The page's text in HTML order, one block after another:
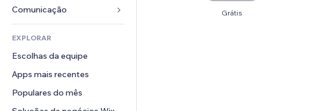
Listas do site
Email
Contabilidade
Cupons e fidelidade
Soluções de armazenamento
Restaurantes
Imobiliária
Meus agendamentos
Músicas
Podcasts
Fotografia
Vídeo
PDF
Compartilhamento de arquivos
Notícias
Mapas e navegação
Privacidade e segurança
Relógio
Templates de página
Efeitos de imagem
Botões e menus
Banners e selos
Formulários
Enquetes
Chat
Comentários
EXPLORAR
Escolhas da equipe
Apps mais recentes
Populares do mês
Grátis